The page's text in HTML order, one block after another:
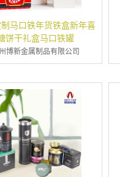
马口铁年货铁盒新年喜
饼干礼盒马口铁罐
博新金属制品有限公司